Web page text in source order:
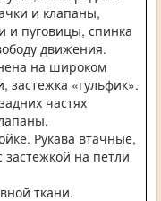
и клапаны,
и пуговицы, спинка
движения.
на широком
застежка «гульфик».
частях
Рукава втачные,
на петли
ткани.